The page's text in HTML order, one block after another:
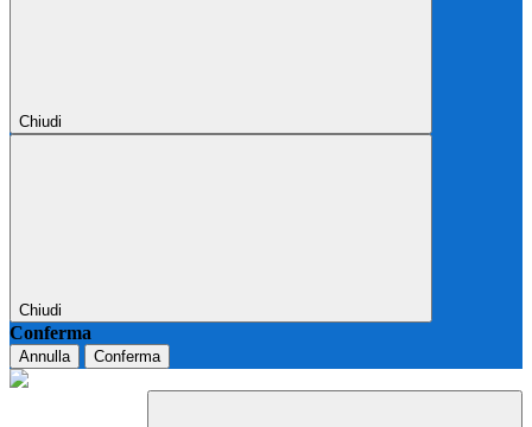
Chiudi
Chiudi
Conferma
Annulla Conferma